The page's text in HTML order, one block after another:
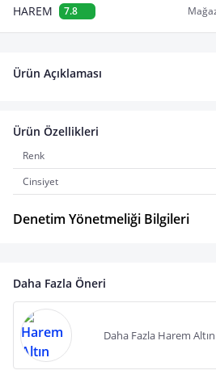
HAREM 7.8
Ürün Açıklaması
Ürün Özellikleri
Renk
Cinsiyet
Denetim Yönetmeliği Bilgileri
Daha Fazla Öneri
Daha Fazla Harem